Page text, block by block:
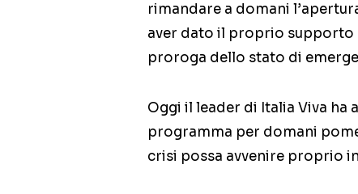
rimandare a domani
aver dato il proprio supporto
proroga dello stato di
Oggi il leader di Italia Viva ha
programma per domani
crisi possa avvenire proprio